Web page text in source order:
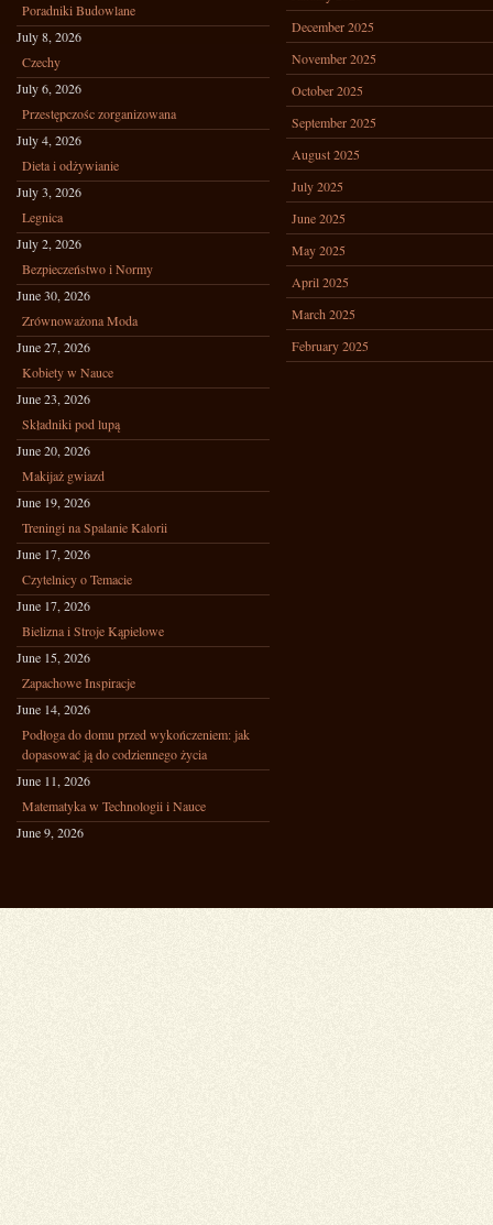
Poradniki Budowlane
July 8, 2026
Czechy
July 6, 2026
Przestępczośc zorganizowana
July 4, 2026
Dieta i odżywianie
July 3, 2026
Legnica
July 2, 2026
Bezpieczeństwo i Normy
June 30, 2026
Zrównoważona Moda
June 27, 2026
Kobiety w Nauce
June 23, 2026
Składniki pod lupą
June 20, 2026
Makijaż gwiazd
June 19, 2026
Treningi na Spalanie Kalorii
June 17, 2026
Czytelnicy o Temacie
June 17, 2026
Bielizna i Stroje Kąpielowe
June 15, 2026
Zapachowe Inspiracje
June 14, 2026
Podłoga do domu przed wykończeniem: jak
dopasować ją do codziennego życia
June 11, 2026
Matematyka w Technologii i Nauce
June 9, 2026
December 2025
November 2025
October 2025
September 2025
August 2025
July 2025
June 2025
May 2025
April 2025
March 2025
February 2025